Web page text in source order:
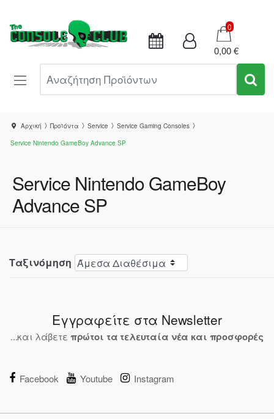
Καλάθι
0
0,00 €
Αρχική Προϊόντα Service
Service Gaming Consoles
Service Nintendo GameBoy Advance SP
Service Nintendo GameBoy
Advance SP
Ταξινόμηση
Εγγραφείτε στα Newsletter
...και λάβετε πρώτοι τα τελευταία νέα και προσφορές
Facebook Youtube Instagram